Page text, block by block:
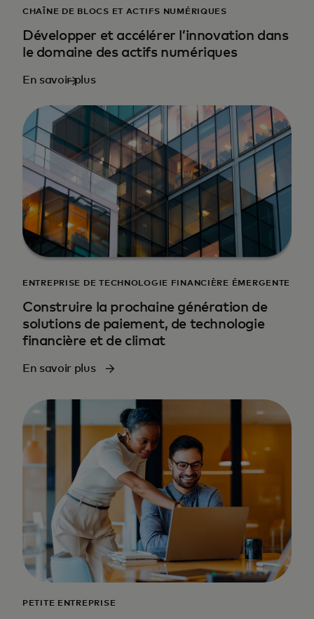
CHAÎNE DE BLOCS ET ACTIFS NUMÉRIQUES
Développer et accélérer l’innovation dans
le domaine des actifs numériques
En savoir plus
ENTREPRISE DE TECHNOLOGIE FINANCIÈRE ÉMERGENTE
Construire la prochaine génération de
solutions de paiement, de technologie
financière et de climat
En savoir plus
PETITE ENTREPRISE